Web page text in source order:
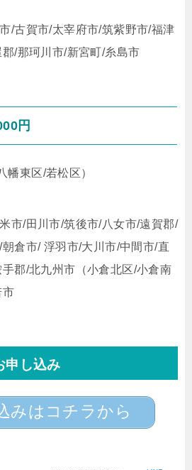
/古賀市/太宰府市/筑紫野市/福津
/那珂川市/新宮町/糸島市
円
幡東区/若松区）
市/田川市/筑後市/八女市/遠賀郡/
倉市/ 浮羽市/大川市/中間市/直
郡/北九州市（小倉北区/小倉南
市
し込み
みはコチラから